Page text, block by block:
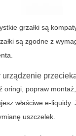
grzałki są
są zgodne z
urządzenie
oringi, popraw
właściwe e-
uszczelek.